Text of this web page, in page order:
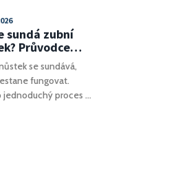
sundá zubní
Průvodce
od
po obnovu
se sundává,
fungovat.
jednoduchý proces -